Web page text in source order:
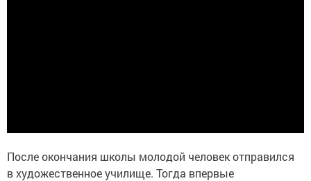
После окончания школы молодой человек отправился
в художественное училище. Тогда впервые